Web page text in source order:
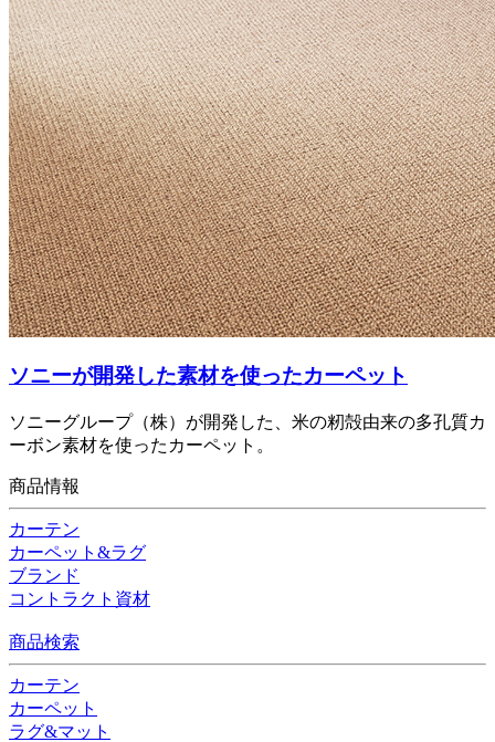
ソニーが開発した素材を使ったカーペット
ソニーグループ（株）が開発した、米の籾殻由来の多孔質カ
ーボン素材を使ったカーペット。
商品情報
カーテン
カーペット&ラグ
ブランド
コントラクト資材
商品検索
カーテン
カーペット
ラグ&マット